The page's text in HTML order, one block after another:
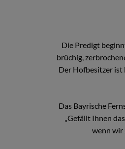
Die Predigt
brüchig,
Der Hofbesitzer ist
Das Bayrische
„Gefällt Ihnen
wenn wir